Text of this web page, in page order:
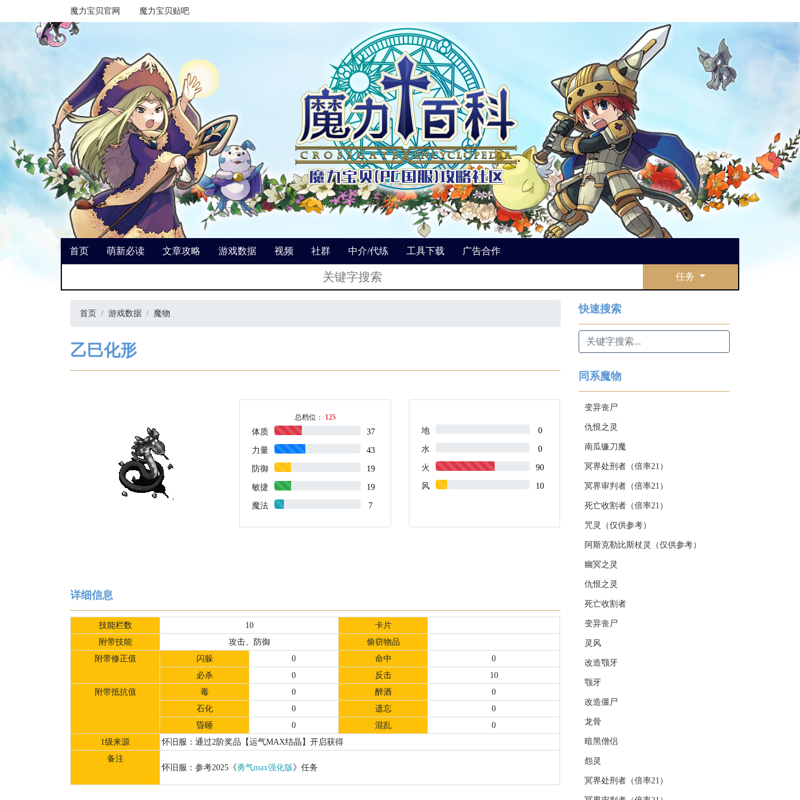
魔力宝贝官网 魔力宝贝贴吧
首页 萌新必读 文章攻略 游戏数据 视频 社群 中介/代练 工具下载 广告合作
任务
首页 游戏数据 魔物
乙巳化形
总档位： 125
体质 37
力量 43
防御 19
敏捷 19
魔法 7
地 0
水 0
火 90
风 10
详细信息
技能栏数 10
卡片
附带技能
攻击、防御
偷窃物品
附带修正值
闪躲 0 命中
0
必杀
0 反击
10
附带抵抗值
毒 0 醉酒
0
石化
0 遗忘
0
昏睡
0 混乱
0
1级来源
怀旧服：通过2阶奖品【运气MAX结晶】开启获得
备注
怀旧服：参考2025《勇气max强化版 》任务
快速搜索
同系魔物
变异丧尸
仇恨之灵
南瓜镰刀魔
冥界处刑者（倍率21）
冥界审判者（倍率21）
死亡收割者（倍率21）
咒灵（仅供参考）
阿斯克勒比斯杖灵（仅供参考）
幽冥之灵
仇恨之灵
死亡收割者
变异丧尸
灵风
改造颚牙
颚牙
改造僵尸
龙骨
暗黑僧侣
怨灵
冥界处刑者（倍率21）